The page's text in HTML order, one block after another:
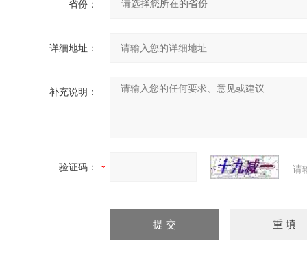
省份：
详细地址：
补充说明：
验证码： 请